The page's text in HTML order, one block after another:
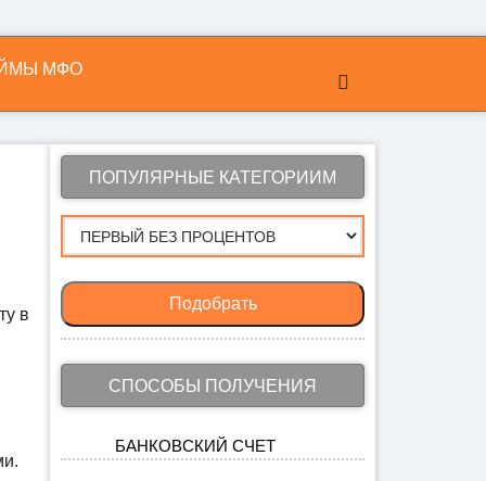
МФО
в
ПОПУЛЯРНЫЕ КАТЕГОРИИМ
Подобрать
СПОСОБЫ ПОЛУЧЕНИЯ
БАНКОВСКИЙ СЧЕТ